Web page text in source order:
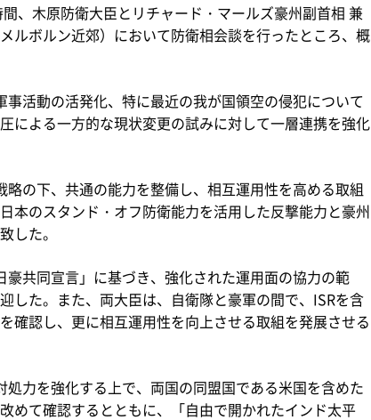
木原防衛大臣とリチャード・マールズ豪州副首相 兼
ルボルン近郊）において防衛相会談を行ったところ、概
活動の活発化、特に最近の我が国領空の侵犯について
による一方的な現状変更の試みに対して一層連携を強化
の下、共通の能力を整備し、相互運用性を高める取組
本のスタンド・オフ防衛能力を活用した反撃能力と豪州
した。
共同宣言」に基づき、強化された運用面の協力の範
した。また、両大臣は、自衛隊と豪軍の間で、ISRを含
確認し、更に相互運用性を向上させる取組を発展させる
力を強化する上で、両国の同盟国である米国を含めた
めて確認するとともに、「自由で開かれたインド太平